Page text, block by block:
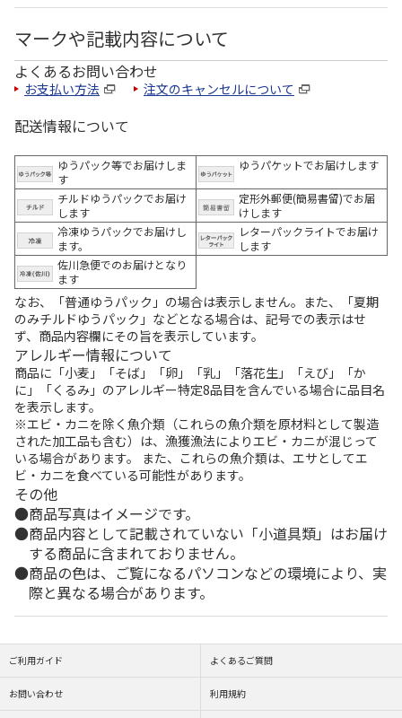
マークや記載内容について
よくあるお問い合わせ
お支払い方法 注文のキャンセルについて
配送情報について
ゆうパック等でお届けしま
す
ゆうパケットでお届けします
チルドゆうパックでお届け
します
定形外郵便(簡易書留)でお届
けします
冷凍ゆうパックでお届けし
ます。
レターパックライトでお届け
します
佐川急便でのお届けとなり
ます
なお、「普通ゆうパック」の場合は表示しません。また、「夏期
のみチルドゆうパック」などとなる場合は、記号での表示はせ
ず、商品内容欄にその旨を表示しています。
アレルギー情報について
商品に「小麦」「そば」「卵」「乳」「落花生」「えび」「か
に」「くるみ」のアレルギー特定8品目を含んでいる場合に品目名
を表示します。
※エビ・カニを除く魚介類（これらの魚介類を原材料として製造
された加工品も含む）は、漁獲漁法によりエビ・カニが混じって
いる場合があります。 また、これらの魚介類は、エサとしてエ
ビ・カニを食べている可能性があります。
その他
商品写真はイメージです。
商品内容として記載されていない「小道具類」はお届け
する商品に含まれておりません。
商品の色は、ご覧になるパソコンなどの環境により、実
際と異なる場合があります。
ご利用ガイド よくあるご質問
お問い合わせ 利用規約